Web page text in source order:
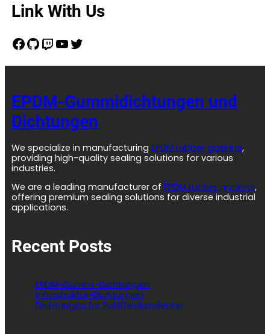
Link With Us
Facebook GitHub Twitch YouTube Twitter
EPDM-Gummidichtungen und
Dichtungen
We specialize in manufacturing EPDM rubber gaskets,
providing high-quality sealing solutions for various
industries.
We are a leading manufacturer of EPDM rubber gaskets,
offering premium sealing solutions for diverse industrial
applications.
Recent Posts
EPDM-Gummi-Dichtungen
Infrastruktur-Dichtungen
Dichtungen für Schiffslukendeckel